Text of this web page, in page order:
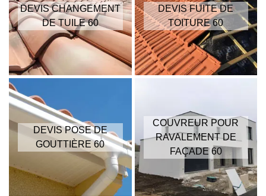
DEVIS CHANGEMENT
DE TUILE 60
DEVIS FUITE DE
TOITURE 60
DEVIS POSE DE
GOUTTIÈRE 60
COUVREUR POUR
RAVALEMENT DE
FAÇADE 60